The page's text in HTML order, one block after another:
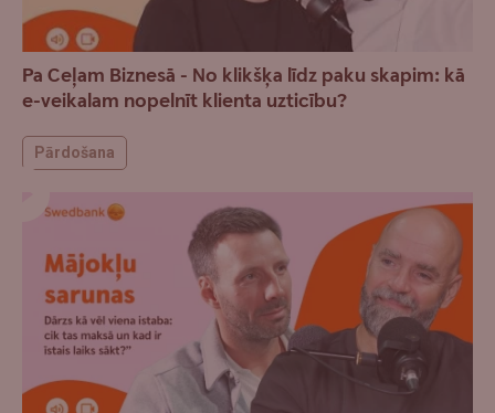
Pa Ceļam Biznesā - No klikšķa līdz paku skapim: kā
e-veikalam nopelnīt klienta uzticību?
Pārdošana